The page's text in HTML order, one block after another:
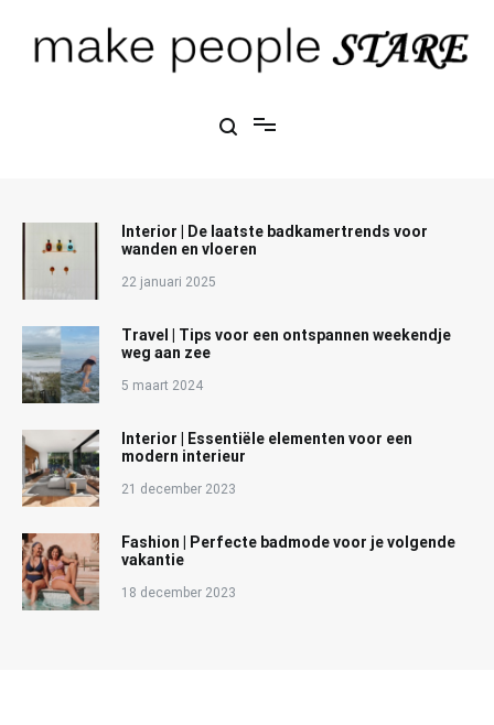
Interior | De laatste badkamertrends voor
wanden en vloeren
22 januari 2025
Travel | Tips voor een ontspannen weekendje
weg aan zee
5 maart 2024
Interior | Essentiële elementen voor een
modern interieur
21 december 2023
Fashion | Perfecte badmode voor je volgende
vakantie
18 december 2023